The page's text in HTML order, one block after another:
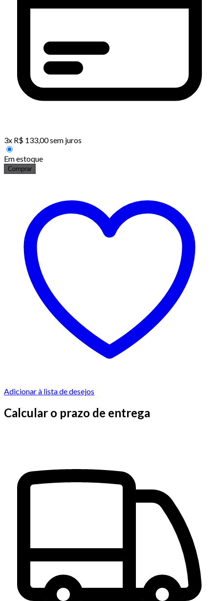
3x R$ 133,00sem juros
Em estoque
Comprar
Adicionar à lista de desejos
Calcular o prazo de entrega